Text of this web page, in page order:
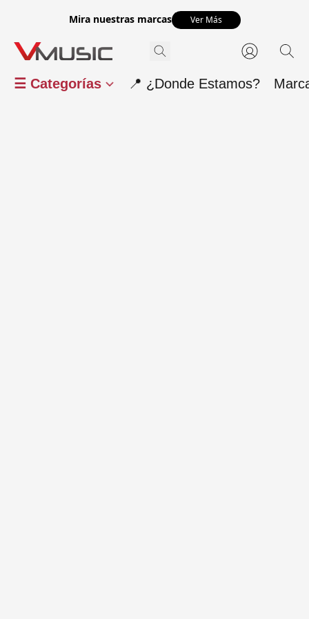
Mira nuestras marcas Ver Más
☰ Categorías 📍 ¿Donde Estamos?